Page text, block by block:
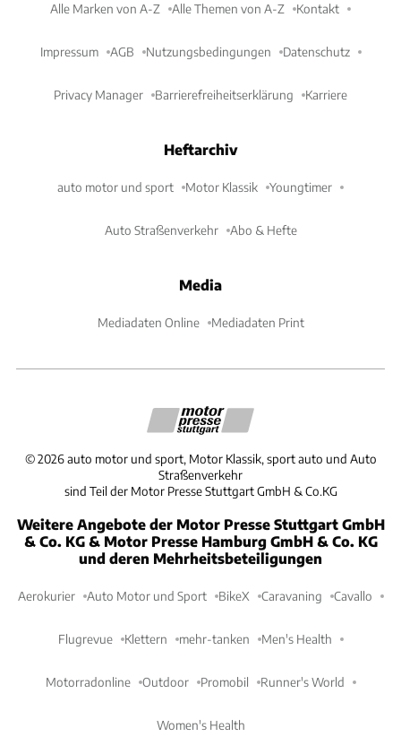
Alle Marken von A-Z Alle Themen von A-Z Kontakt
Impressum AGB Nutzungsbedingungen Datenschutz
Privacy Manager Barrierefreiheitserklärung Karriere
Heftarchiv
auto motor und sport Motor Klassik Youngtimer
Auto Straßenverkehr Abo & Hefte
Media
Mediadaten Online Mediadaten Print
©2026 auto motor und sport, Motor Klassik, sport auto und Auto
Straßenverkehr
sind Teil der Motor Presse Stuttgart GmbH & Co.KG
Weitere Angebote der Motor Presse Stuttgart GmbH
& Co. KG & Motor Presse Hamburg GmbH & Co. KG
und deren Mehrheitsbeteiligungen
Aerokurier Auto Motor und Sport BikeX Caravaning Cavallo
Flugrevue Klettern mehr-tanken Men's Health
Motorradonline Outdoor Promobil Runner's World
Women's Health